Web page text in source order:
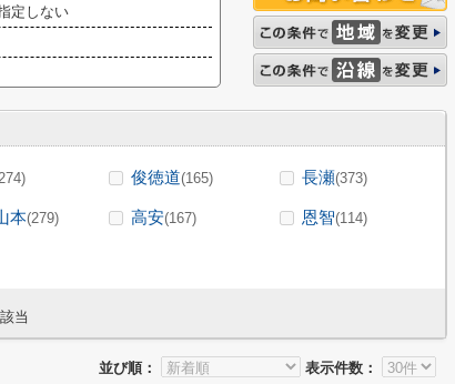
定しない
俊徳道(165) 長瀬(373)
本(279) 高安(167) 恩智(114)
当
並び順： 表示件数：